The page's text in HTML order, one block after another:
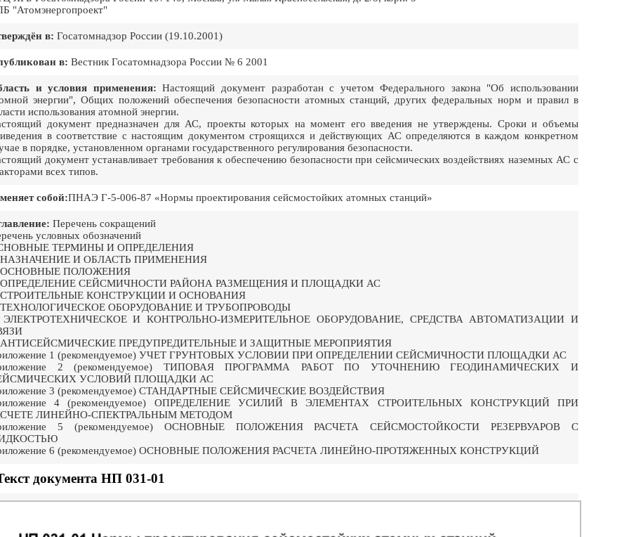
"Атомэнергопроект"
в: Госатомнадзоp России (19.10.2001)
в: Вестник Госатомнадзора России № 6 2001
и условия применения: Настоящий документ разработан с учетом Федерального закона "Об использовании
энергии", Общих положений обеспечения безопасности атомных станций, других федеральных норм и правил в
использования атомной энергии.
документ предназначен для АС, проекты которых на момент его введения не утверждены. Сроки и объемы
в соответствие с настоящим документом строящихся и действующих АС определяются в каждом конкретном
в порядке, установленном органами государственного регулирования безопасности.
документ устанавливает требования к обеспечению безопасности при сейсмических воздействиях наземных АС с
всех типов.
собой:ПНАЭ Г-5-006-87 «Нормы проектирования сейсмостойких атомных станций»
Перечень сокращений
условных обозначений
ТЕРМИНЫ И ОПРЕДЕЛЕНИЯ
НАЗНАЧЕНИЕ И ОБЛАСТЬ ПРИМЕНЕНИЯ
ОСНОВНЫЕ ПОЛОЖЕНИЯ
ОПРЕДЕЛЕНИЕ СЕЙСМИЧНОСТИ РАЙОНА РАЗМЕЩЕНИЯ И ПЛОЩАДКИ АС
СТРОИТЕЛЬНЫЕ КОНСТРУКЦИИ И ОСНОВАНИЯ
ТЕХНОЛОГИЧЕСКОЕ ОБОРУДОВАНИЕ И ТРУБОПРОВОДЫ
ЭЛЕКТРОТЕХНИЧЕСКОЕ И КОНТРОЛЬНО-ИЗМЕРИТЕЛЬНОЕ ОБОРУДОВАНИЕ, СРЕДСТВА АВТОМАТИЗАЦИИ И
АНТИСЕЙСМИЧЕСКИЕ ПРЕДУПРЕДИТЕЛЬНЫЕ И ЗАЩИТНЫЕ МЕРОПРИЯТИЯ
1 (рекомендуемое) УЧЕТ ГРУНТОВЫХ УСЛОВИИ ПРИ ОПРЕДЕЛЕНИИ СЕЙСМИЧНОСТИ ПЛОЩАДКИ АС
2 (рекомендуемое) ТИПОВАЯ ПРОГРАММА РАБОТ ПО УТОЧНЕНИЮ ГЕОДИНАМИЧЕСКИХ И
УСЛОВИЙ ПЛОЩАДКИ АС
3 (рекомендуемое) СТАНДАРТНЫЕ СЕЙСМИЧЕСКИЕ ВОЗДЕЙСТВИЯ
4 (рекомендуемое) ОПРЕДЕЛЕНИЕ УСИЛИЙ В ЭЛЕМЕНТАХ СТРОИТЕЛЬНЫХ КОНСТРУКЦИЙ ПРИ
ЛИНЕЙНО-СПЕКТРАЛЬНЫМ МЕТОДОМ
5 (рекомендуемое) ОСНОВНЫЕ ПОЛОЖЕНИЯ РАСЧЕТА СЕЙСМОСТОЙКОСТИ РЕЗЕРВУАРОВ С
6 (рекомендуемое) ОСНОВНЫЕ ПОЛОЖЕНИЯ РАСЧЕТА ЛИНЕЙНО-ПРОТЯЖЕННЫХ КОНСТРУКЦИЙ
документа НП 031-01